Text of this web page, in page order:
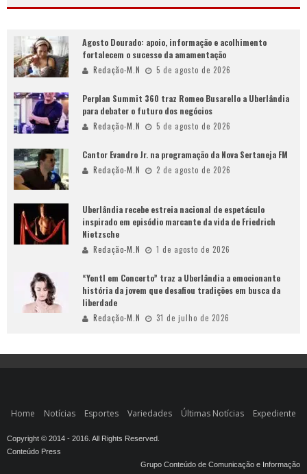
Agosto Dourado: apoio, informação e acolhimento
fortalecem o sucesso da amamentação
Redação-M.N 5 de agosto de 2026
Perplan Summit 360 traz Romeo Busarello a Uberlândia
para debater o futuro dos negócios
Redação-M.N 5 de agosto de 2026
Cantor Evandro Jr. na programação da Nova Sertaneja FM
Redação-M.N 2 de agosto de 2026
Uberlândia recebe estreia nacional de espetáculo
inspirado em episódio marcante da vida de Friedrich
Nietzsche
Redação-M.N 1 de agosto de 2026
“Yentl em Concerto” traz a Uberlândia a emocionante
história da jovem que desafiou tradições em busca da
liberdade
Redação-M.N 31 de julho de 2026
Home Notícias Esportes Variedades Últimas Notícias Expediente
Copyright © 2014 - 2016. All Rights Reserved.
Conteúdo Press
Grupo Conteúdo de Comunicação e Informação